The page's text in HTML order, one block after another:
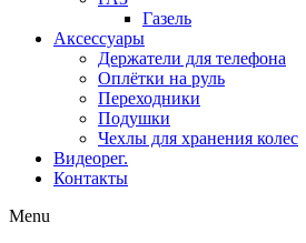
Газель
Аксессуары
Держатели для телефона
Оплётки на руль
Переходники
Подушки
Чехлы для хранения колес
Видеорег.
Контакты
Menu